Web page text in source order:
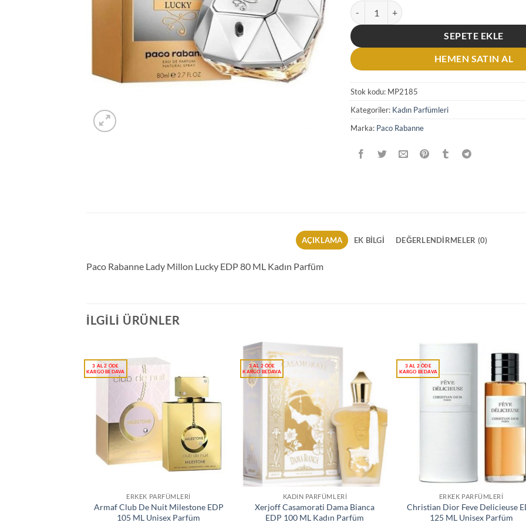
Paco Rabanne Lady Millon Lucky EDP 80 ML
SEPETE EKLE
HEMEN SATIN AL
Stok kodu: MP2185
Kategoriler: Kadın Parfümleri
Marka: Paco Rabanne
AÇIKLAMA EK BILGI DEĞERLENDIRMELER (0)
Paco Rabanne Lady Millon Lucky EDP 80 ML Kadın Parfüm
İLGILI ÜRÜNLER
ERKEK PARFÜMLERI
Armaf Club De Nuit Milestone EDP
105 ML Unisex Parfüm
KADIN PARFÜMLERI
Xerjoff Casamorati Dama Bianca
EDP 100 ML Kadın Parfüm
ERKEK PARFÜMLERI
Christian Dior Feve Delicieuse
125 ML Unisex Parfüm